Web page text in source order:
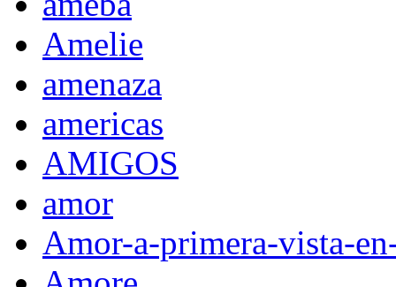
Amelie
amenaza
americas
AMIGOS
amor
Amor-a-primera-vista-